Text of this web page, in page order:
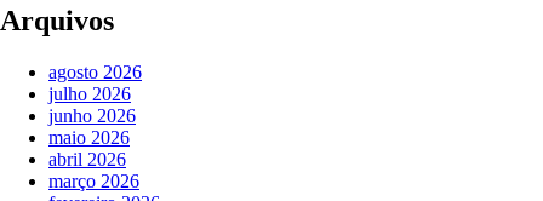
Arquivos
agosto 2026
julho 2026
junho 2026
maio 2026
abril 2026
março 2026